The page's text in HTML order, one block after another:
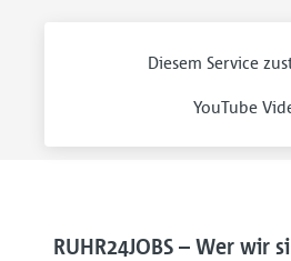
Diesem Service
YouTube
RUHR24JOBS – Wer wir